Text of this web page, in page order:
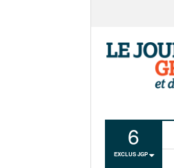
6
EXCLUS JGP